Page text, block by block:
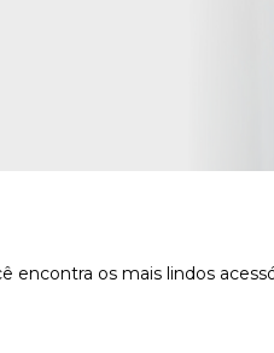
encontra os mais lindos